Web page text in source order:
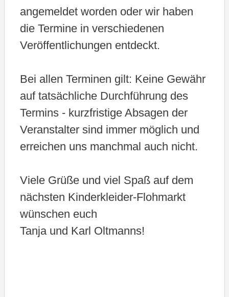
angemeldet worden oder wir haben
die Termine in verschiedenen
Veröffentlichungen entdeckt.
Bei allen Terminen gilt: Keine Gewähr
auf tatsächliche Durchführung des
Termins - kurzfristige Absagen der
Veranstalter sind immer möglich und
erreichen uns manchmal auch nicht.
Viele Grüße und viel Spaß auf dem
nächsten Kinderkleider-Flohmarkt
wünschen euch
Tanja und Karl Oltmanns!